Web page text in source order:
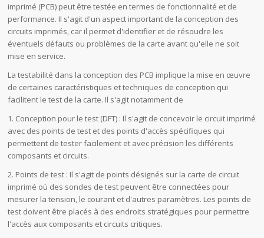
imprimé (PCB) peut être testée en termes de fonctionnalité et de
performance. Il s'agit d'un aspect important de la conception des
circuits imprimés, car il permet d'identifier et de résoudre les
éventuels défauts ou problèmes de la carte avant qu'elle ne soit
mise en service.
La testabilité dans la conception des PCB implique la mise en œuvre
de certaines caractéristiques et techniques de conception qui
facilitent le test de la carte. Il s'agit notamment de
1. Conception pour le test (DFT) : Il s'agit de concevoir le circuit imprimé
avec des points de test et des points d'accès spécifiques qui
permettent de tester facilement et avec précision les différents
composants et circuits.
2. Points de test : Il s'agit de points désignés sur la carte de circuit
imprimé où des sondes de test peuvent être connectées pour
mesurer la tension, le courant et d'autres paramètres. Les points de
test doivent être placés à des endroits stratégiques pour permettre
l'accès aux composants et circuits critiques.